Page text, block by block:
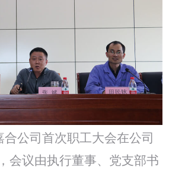
合公司首次职工大会在公司
会议由执行董事、党支部书